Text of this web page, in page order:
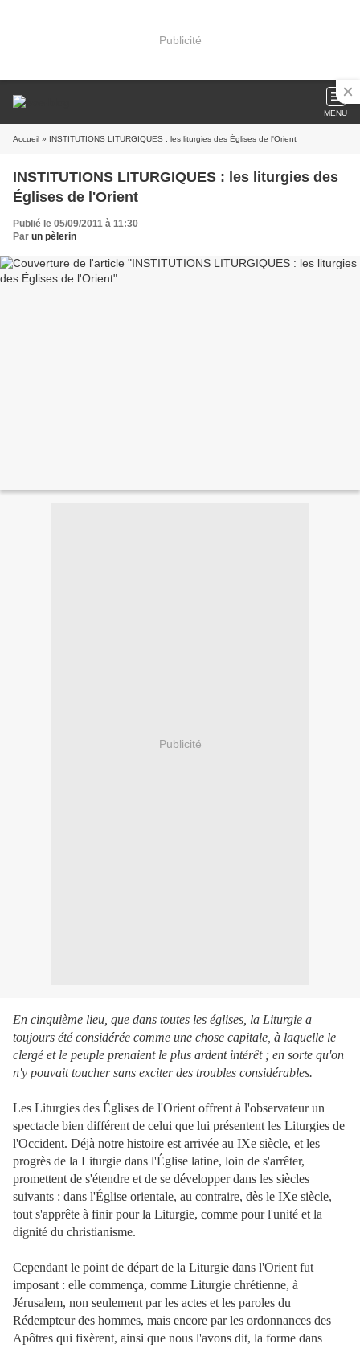
Publicité
MENU
Accueil » INSTITUTIONS LITURGIQUES : les liturgies des Églises de l'Orient
INSTITUTIONS LITURGIQUES : les liturgies des
Églises de l'Orient
Publié le 05/09/2011 à 11:30
Par un pèlerin
Publicité
En cinquième lieu, que dans toutes les églises, la Liturgie a
toujours été considérée comme une chose capitale, à laquelle le
clergé et le peuple prenaient le plus ardent intérêt ; en sorte qu'on
n'y pouvait toucher sans exciter des troubles considérables.
Les Liturgies des Églises de l'Orient offrent à l'observateur un
spectacle bien différent de celui que lui présentent les Liturgies de
l'Occident. Déjà notre histoire est arrivée au IXe siècle, et les
progrès de la Liturgie dans l'Église latine, loin de s'arrêter,
promettent de s'étendre et de se développer dans les siècles
suivants : dans l'Église orientale, au contraire, dès le IXe siècle,
tout s'apprête à finir pour la Liturgie, comme pour l'unité et la
dignité du christianisme.
Cependant le point de départ de la Liturgie dans l'Orient fut
imposant : elle commença, comme Liturgie chrétienne, à
Jérusalem, non seulement par les actes et les paroles du
Rédempteur des hommes, mais encore par les ordonnances des
Apôtres qui fixèrent, ainsi que nous l'avons dit, la forme dans